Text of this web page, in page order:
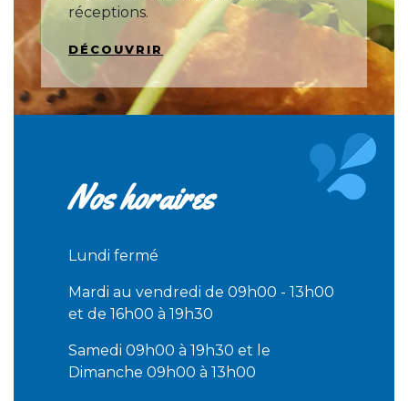
réceptions.
DÉCOUVRIR
Nos horaires
Lundi fermé
Mardi au vendredi de 09h00 - 13h00
et de 16h00 à 19h30
Samedi 09h00 à 19h30 et le
Dimanche 09h00 à 13h00